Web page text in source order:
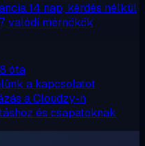
14 nap, kérdés nélkül
valódi mérnökök
óta
a kapcsolatot
a Cloudzy-n
és csapatoknak